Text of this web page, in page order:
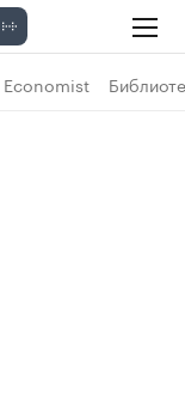
Economist